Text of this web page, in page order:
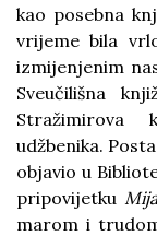
kao posebna
vrijeme bila
izmijenjenim
Sveučilišna
Stražimirova
udžbenika.
objavio u
pripovijetku
marom i